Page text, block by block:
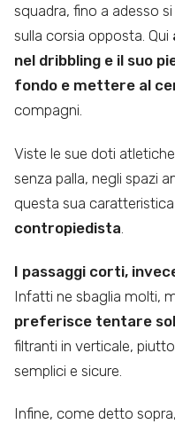
squadra, fino a adesso
sulla corsia opposta. Qui
nel dribbling e il suo
fondo e mettere al
compagni.
Viste le sue doti
senza palla, negli spazi
questa sua
contropiedista
I passaggi corti,
Infatti ne sbaglia molti,
preferisce tentare
filtranti in verticale,
semplici e sicure.
Infine, come detto